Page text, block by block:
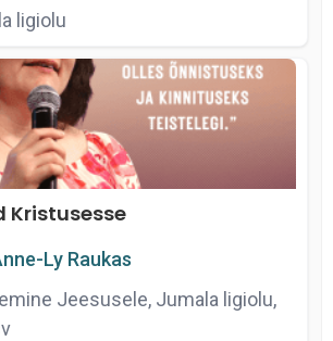
ligiolu
Kristusesse
Ly Raukas
Jeesusele, Jumala ligiolu,